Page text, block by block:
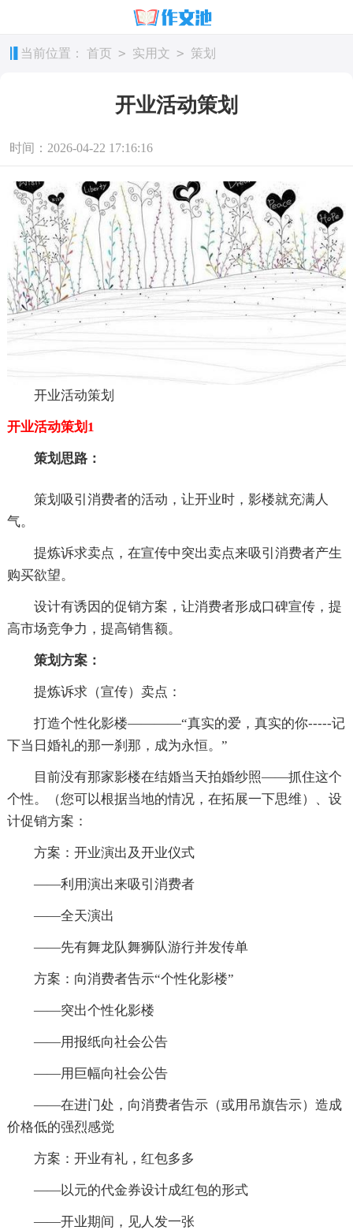
当前位置： 首页 > 实用文 > 策划
开业活动策划
时间：2026-04-22 17:16:16
开业活动策划
开业活动策划1
策划思路：
策划吸引消费者的活动，让开业时，影楼就充满人
气。
提炼诉求卖点，在宣传中突出卖点来吸引消费者产生
购买欲望。
设计有诱因的促销方案，让消费者形成口碑宣传，提
高市场竞争力，提高销售额。
策划方案：
提炼诉求（宣传）卖点：
打造个性化影楼————“真实的爱，真实的你-----记
下当日婚礼的那一刹那，成为永恒。”
目前没有那家影楼在结婚当天拍婚纱照——抓住这个
个性。（您可以根据当地的情况，在拓展一下思维）、设
计促销方案：
方案：开业演出及开业仪式
——利用演出来吸引消费者
——全天演出
——先有舞龙队舞狮队游行并发传单
方案：向消费者告示“个性化影楼”
——突出个性化影楼
——用报纸向社会公告
——用巨幅向社会公告
——在进门处，向消费者告示（或用吊旗告示）造成
价格低的强烈感觉
方案：开业有礼，红包多多
——以元的代金券设计成红包的形式
——开业期间，见人发一张